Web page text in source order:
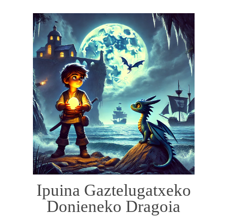
Ipuina Gaztelugatxeko
Donieneko Dragoia